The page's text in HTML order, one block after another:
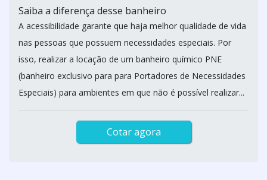
Saiba a diferença desse banheiro
A acessibilidade garante que haja melhor qualidade de vida
nas pessoas que possuem necessidades especiais. Por
isso, realizar a locação de um banheiro químico PNE
(banheiro exclusivo para para Portadores de Necessidades
Especiais) para ambientes em que não é possível realizar...
Cotar agora